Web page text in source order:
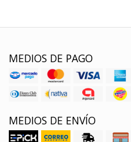
MEDIOS DE PAGO
MEDIOS DE ENVÍO